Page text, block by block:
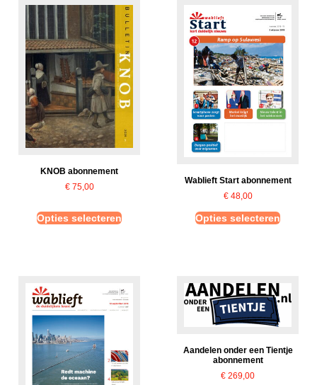
KNOB abonnement
€75,00
Opties selecteren
Wablieft Start abonnement
€48,00
Opties selecteren
Aandelen onder een Tientje
abonnement
€ 269,00